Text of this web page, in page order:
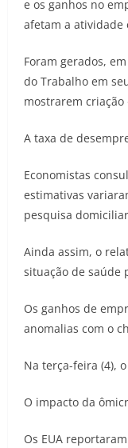
e os ganhos no
afetam a atividade
Foram gerados,
do Trabalho em
mostrarem
A taxa de
Economistas
estimativas
pesquisa
Ainda assim, o
situação de saúde
Os ganhos de
anomalias com o
Na terça-feira (4),
O impacto da
Os EUA